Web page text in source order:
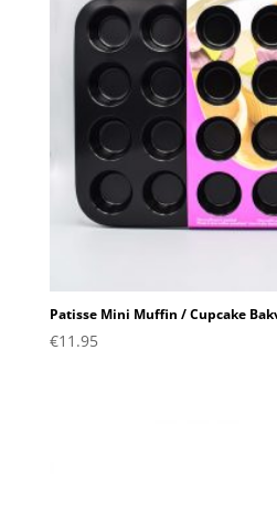
Patisse Mini Muffin / Cupcake
€11.95